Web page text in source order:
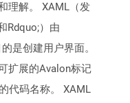
理解。 XAML（发
Rdquo;）由
是创建用户界面。
扩展的Avalon标记
代码名称。 XAML